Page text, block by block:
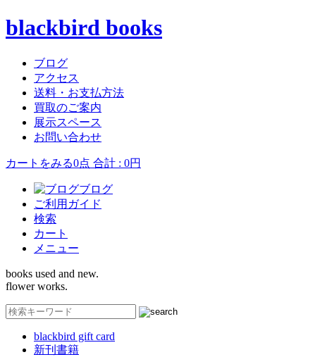
blackbird books
ブログ
アクセス
送料・お支払方法
買取のご案内
展示スペース
お問い合わせ
カートをみる0点 合計 : 0円
ブログ
ご利用ガイド
検索
カート
メニュー
books used and new.
flower works.
blackbird gift card
新刊書籍